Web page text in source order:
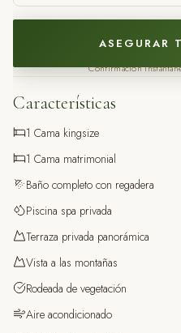
ASEGURAR
Confirmación
Características
1 Cama kingsize
1 Cama matrimonial
Baño completo con regadera
Piscina spa privada
Terraza privada panorámica
Vista a las montañas
Rodeada de vegetación
Aire acondicionado